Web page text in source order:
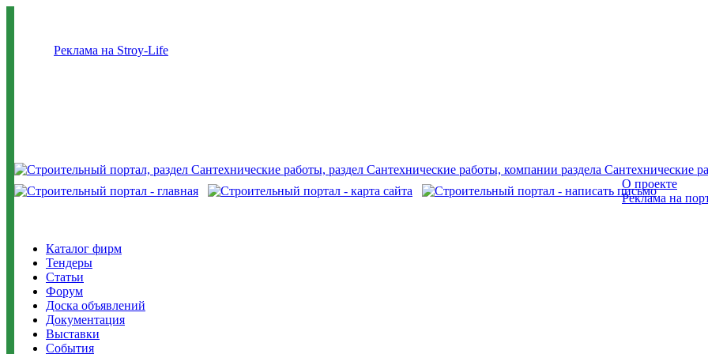
Реклама на Stroy-Life
О проекте
Реклама на
Каталог фирм
Тендеры
Статьи
Форум
Доска объявлений
Документация
Выставки
События